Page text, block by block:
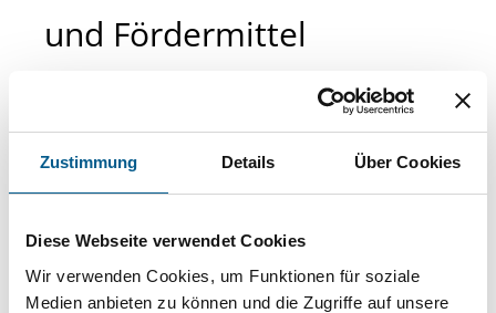
Zustimmung Details Über Cookies
Diese Webseite verwendet Cookies
Wir verwenden Cookies, um Funktionen für soziale
Medien anbieten zu können und die Zugriffe auf unsere
und Fördermittel
Sie suchen finanzielle Unterstützung für ein
Projekt oder ein Vorhaben? Hier können Sie
direkt über unsere Fördermitteldatenbank und
Suche bitte die Groß- und Kleinschreibung
beachten.